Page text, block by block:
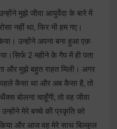
मुझे जीवा आयुर्वेदा के बारे में
नहीं था, फिर भी हम गए।
उन्होंने अपना बना हुआ एक
2 महीने के गैप में ही पता
और मुझे बहुत राहत मिली। अगर
कैसा था और अब कैसा है, तो
बोलना चाहूँगी, तो वह जीवा
मेरे बच्चे की प्रकृति को
और आज वह मेरे साथ बिल्कुल